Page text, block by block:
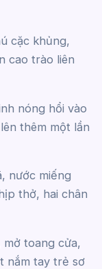
cặc khủng,
cao trào liên
nóng hổi vào
thêm một lần
nước miếng
thở, hai chân
mở toang cửa,
nắm tay trẻ sơ